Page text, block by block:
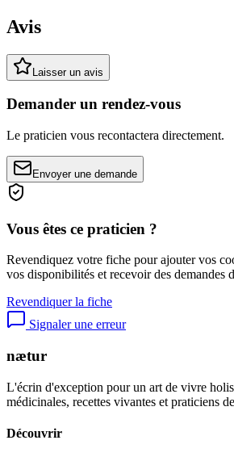
Avis
Laisser un avis
Demander un rendez-vous
Le praticien vous recontactera directement.
Envoyer une demande
Vous êtes ce praticien ?
Revendiquez votre fiche pour ajouter vos
vos disponibilités et recevoir des demandes
Revendiquer la fiche
Signaler une erreur
nætur
L'écrin d'exception pour un art de vivre
médicinales, recettes vivantes et praticiens
Découvrir